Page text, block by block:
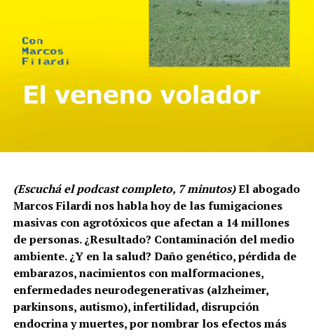
Capítulo VIII: ¿Comemos o nos rellenamos?
(Escuchá el podcast completo, 7 minutos)El abogado
Marcos Filardi nos habla hoy de las fumigaciones
masivas con agrotóxicos que afectan a 14 millones
de personas. ¿Resultado? Contaminación del medio
ambiente. ¿Y en la salud? Daño genético, pérdida de
embarazos, nacimientos con malformaciones,
enfermedades neurodegenerativas (alzheimer,
parkinsons, autismo), infertilidad, disrupción
endocrina y muertes, por nombrar los efectos más